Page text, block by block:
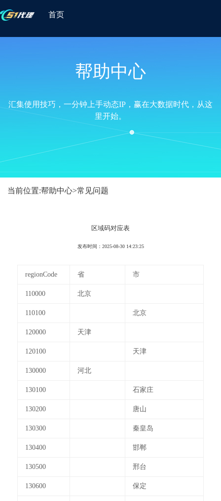
首页
帮助中心
汇集使用技巧，一分钟上手动态IP，赢在大数据时代，从这
里开始。
当前位置:帮助中心>常见问题
区域码对应表
发布时间：2025-08-30 14:23:25
regionCode 省 市
110000 北京
110100 北京
120000 天津
120100 天津
130000 河北
130100 石家庄
130200 唐山
130300 秦皇岛
130400 邯郸
130500 邢台
130600 保定